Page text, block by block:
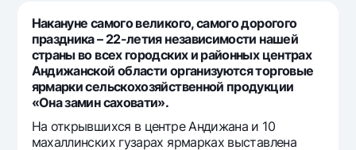
Для всех USD
Золотой депозит
Золотые слитки от НБУ
Серебряный депозит
UzCard/HUMO
Visa
Visa Champion
Mastercard
Зарплатные
Garmin pay
Эскроу-cчёт
Тарифы
Акции
Мобильное приложение Milliy
Накануне самого великого, самого дорогого
праздника – 22-летия независимости нашей
страны во всех городских и районных центрах
Андижанской области организуются торговые
ярмарки сельскохозяйственной продукции
«Она замин саховати».
На открывшихся в центре Андижана и 10
махаллинских гузарах ярмарках выставлена